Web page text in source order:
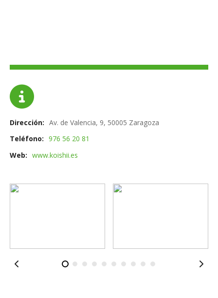
Dirección
Av. de Valencia, 9, 50005 Zaragoza
Teléfono
976 56 20 81
Web
www.koishii.es